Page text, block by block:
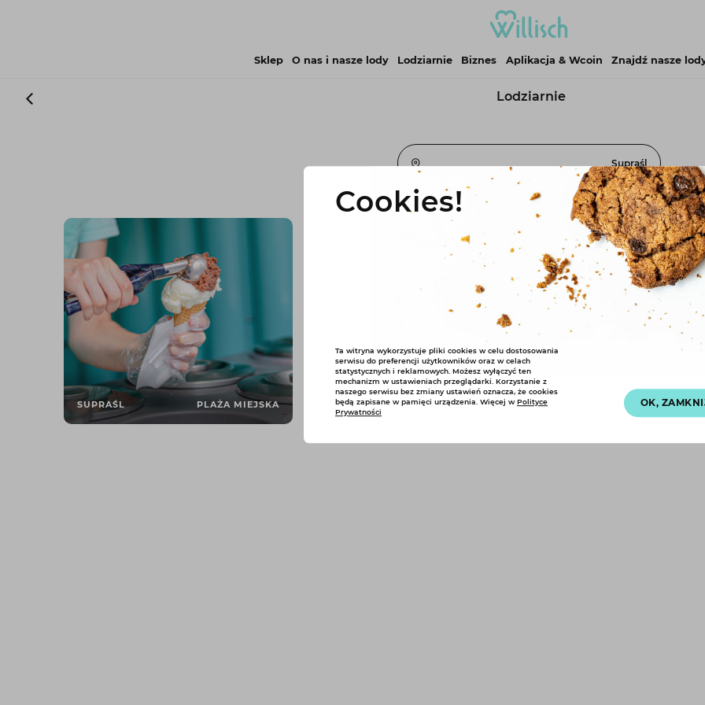
Sklep O nas i nasze lody Lodziarnie Biznes Aplikacja & Wcoin Znajdź nasze
Lodziarnie
Supraśl
SUPRAŚL PLAŻA MIEJSKA
Cookies!
Ta witryna wykorzystuje pliki cookies w celu dostosowania
serwisu do preferencji użytkowników oraz w celach
statystycznych i reklamowych. Możesz wyłączyć ten
mechanizm w ustawieniach przeglądarki. Korzystanie z
naszego serwisu bez zmiany ustawień oznacza, że cookies
będą zapisane w pamięci urządzenia. Więcej wPolityce
Prywatności
OK,